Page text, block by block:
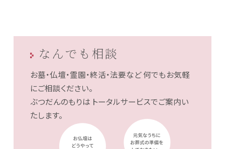
なんでも相談
お墓・仏壇・霊園・終活・法要など何でもお気軽
にご相談ください。
ぶつだんのもりは トータルサービスでご案内い
たします。